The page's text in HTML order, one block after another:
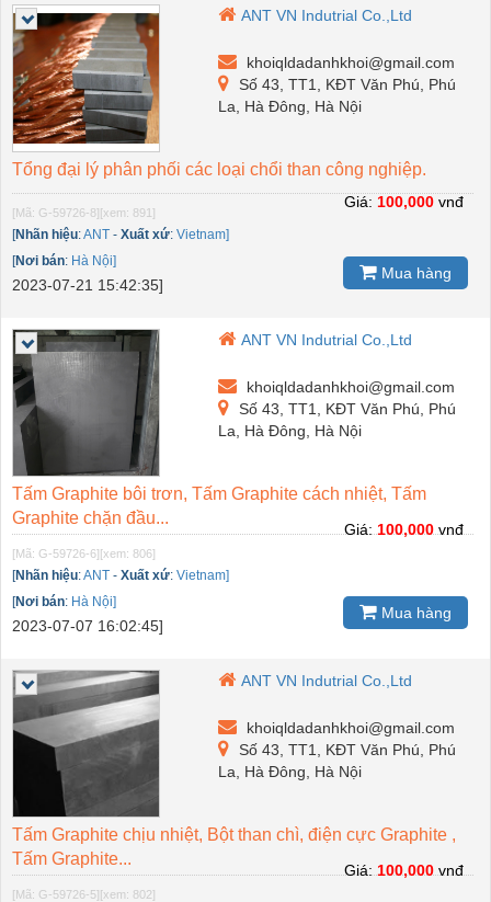
ANT VN Indutrial Co.,Ltd
khoiqldadanhkhoi@gmail.com
Số 43, TT1, KĐT Văn Phú, Phú
La, Hà Đông, Hà Nội
Tổng đại lý phân phối các loại chổi than công nghiệp.
[Mã: G-59726-8][xem: 891]
[Nhãn hiệu:ANT - Xuất xứ: Vietnam]
[Nơi bán: Hà Nội]
2023-07-21 15:42:35]
Giá: 100,000 vnđ
Mua hàng
ANT VN Indutrial Co.,Ltd
khoiqldadanhkhoi@gmail.com
Số 43, TT1, KĐT Văn Phú, Phú
La, Hà Đông, Hà Nội
Tấm Graphite bôi trơn, Tấm Graphite cách nhiệt, Tấm
Graphite chặn đầu...
[Mã: G-59726-6][xem: 806]
[Nhãn hiệu:ANT - Xuất xứ: Vietnam]
[Nơi bán: Hà Nội]
2023-07-07 16:02:45]
Giá: 100,000 vnđ
Mua hàng
ANT VN Indutrial Co.,Ltd
khoiqldadanhkhoi@gmail.com
Số 43, TT1, KĐT Văn Phú, Phú
La, Hà Đông, Hà Nội
Tấm Graphite chịu nhiệt, Bột than chì, điện cực Graphite ,
Tấm Graphite...
[Mã: G-59726-5][xem: 802]
Giá: 100,000 vnđ